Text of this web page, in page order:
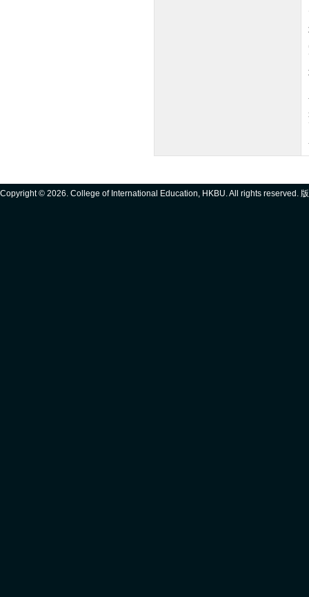
Copyright © 2026. College of International Education, HKBU. All rights reserved.